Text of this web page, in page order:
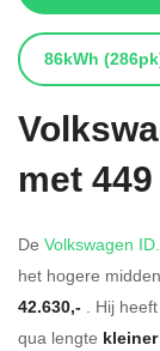
86kWh
met
De Volkswagen
het hogere
42.630,- . Hij
qua lengte kleiner